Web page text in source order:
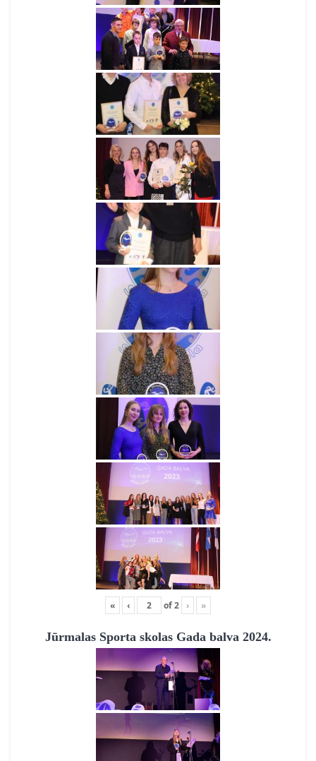
« ‹ of2 › »
Jūrmalas Sporta skolas Gada balva 2024.